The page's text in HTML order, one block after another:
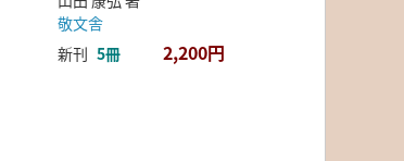
敬文舎
新刊 5冊 2,200円